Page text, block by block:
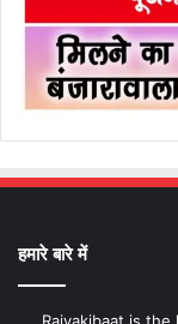
हमारे बारे में
Rajyakibaat is